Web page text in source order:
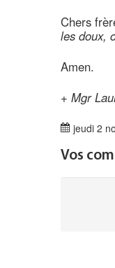
Chers
les doux,
Amen.
+ Mgr
jeudi 2
Vos